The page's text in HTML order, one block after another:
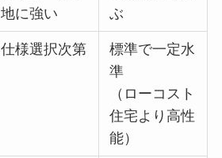
地に強い
ぶ
仕様選択次第
標準で一定水
準
（ローコスト
住宅より高性
能）